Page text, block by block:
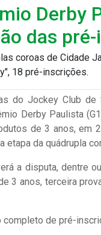
Derby
das
coroas de Cidade
18 pré-inscrições.
do Jockey Club
Derby Paulista
de 3 anos, em
etapa da quádrupla
a disputa, dentre
3 anos, terceira
completo de pré-